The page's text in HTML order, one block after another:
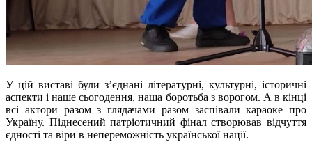
У цій виставі були з’єднані літературні, культурні, історичні
аспекти і наше сьогодення, наша боротьба з ворогом. А в кінці
всі актори разом з глядачами разом заспівали караоке про
Україну. Піднесений патріотичний фінал створював відчуття
єдності та віри в непереможність української нації.